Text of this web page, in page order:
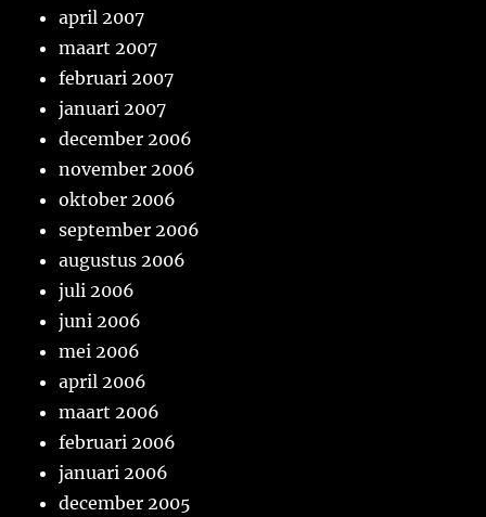
april 2007
maart 2007
februari 2007
januari 2007
december 2006
november 2006
oktober 2006
september 2006
augustus 2006
juli 2006
juni 2006
mei 2006
april 2006
maart 2006
februari 2006
januari 2006
december 2005